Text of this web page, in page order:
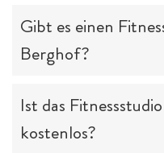
Gibt es einen
Berghof?
Ist das
kostenlos?